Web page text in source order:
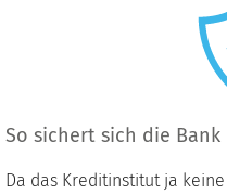
So sichert sich die
Da das Kreditinstitut ja